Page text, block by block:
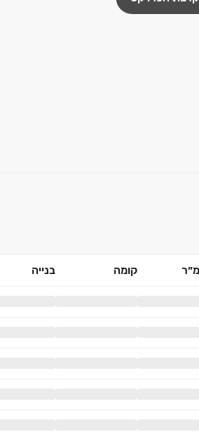
מ״ר קומה בנייה